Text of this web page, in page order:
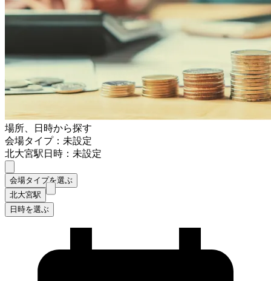
場所、日時から探す
会場タイプ：未設定
北大宮駅日時：未設定
会場タイプを選ぶ
北大宮駅
日時を選ぶ